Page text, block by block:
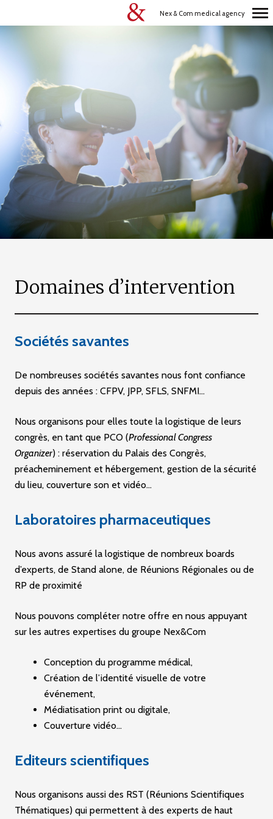
Navigation
Nex & Com medical agency
Domaines d’intervention
Sociétés savantes
De nombreuses sociétés savantes nous font confiance
depuis des années : CFPV, JPP, SFLS, SNFMI…
Nous organisons pour elles toute la logistique de leurs
congrès, en tant que PCO (Professional Congress
Organizer) : réservation du Palais des Congrès,
préacheminement et hébergement, gestion de la sécurité
du lieu, couverture son et vidéo…
Laboratoires pharmaceutiques
Nous avons assuré la logistique de nombreux boards
d’experts, de Stand alone, de Réunions Régionales ou de
RP de proximité
Nous pouvons compléter notre offre en nous appuyant
sur les autres expertises du groupe Nex&Com
Conception du programme médical,
Création de l’identité visuelle de votre
événement,
Médiatisation print ou digitale,
Couverture vidéo…
Editeurs scientifiques
Nous organisons aussi des RST (Réunions Scientifiques
Thématiques) qui permettent à des experts de haut